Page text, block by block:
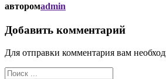
авторомadmin
Добавить комментарий
Для отправки комментария вам